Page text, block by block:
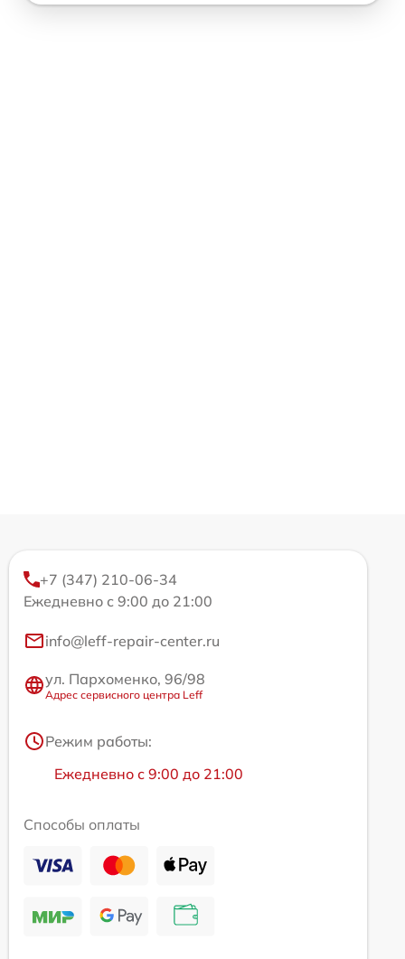
+7 (347) 210-06-34
Ежедневно с 9:00 до 21:00
info@leff-repair-center.ru
ул. Пархоменко, 96/98
Адрес сервисного центра Leff
Режим работы:
Ежедневно с 9:00 до 21:00
Способы оплаты